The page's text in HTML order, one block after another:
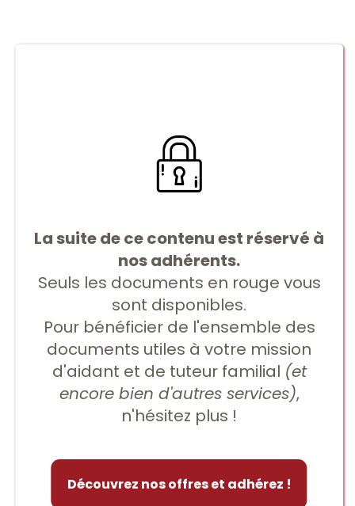
La suite de ce contenu est réservé à
nos adhérents.
Seuls les documents en rouge vous
sont disponibles.
Pour bénéficier de l'ensemble des
documents utiles à votre mission
d'aidant et de tuteur familial (et
encore bien d'autres services),
n'hésitez plus !
Découvrez nos offres et adhérez !